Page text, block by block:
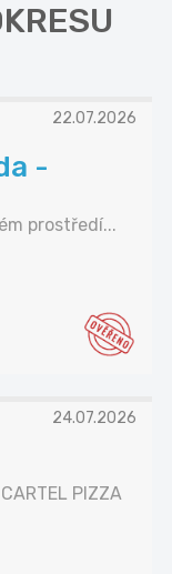
22.07.2026
-
prostředí...
24.07.2026
PIZZA